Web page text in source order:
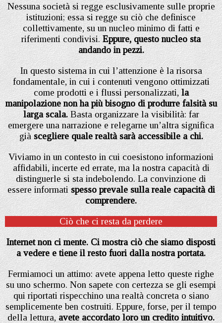
Nessuna società si regge esclusivamente sulle proprie
istituzioni; essa si regge su ciò che definisce
collettivamente, su un nucleo minimo di fatti e
riferimenti condivisi.Eppure, questo nucleo sta
andando in pezzi.
In questo sistema in cui l’attenzione è la risorsa
fondamentale, in cui i contenuti vengono ottimizzati
come prodotti e i flussi personalizzati,la
manipolazione non ha più bisogno di produrre falsità su
larga scala.Basta organizzare la visibilità: far
emergere una narrazione e relegarne un’altra significa
già scegliere quale realtà sarà accessibile a chi.
Viviamo in un contesto in cui coesistono informazioni
affidabili, incerte ed errate, ma la nostra capacità di
distinguerle si sta indebolendo. La convinzione di
essere informatispesso prevale sulla reale capacità di
comprendere.
Ciò che ci resta da perdere
Internet non ci mente. Ci mostra ciò che siamo disposti
a vedere e tiene il resto fuori dalla nostra portata.
Fermiamoci un attimo: avete appena letto queste righe
su uno schermo. Non sapete con certezza se gli esempi
qui riportati rispecchino una realtà concreta o siano
semplicemente ben costruiti. Eppure, forse, per il tempo
della lettura,avete accordato loro un credito intuitivo.